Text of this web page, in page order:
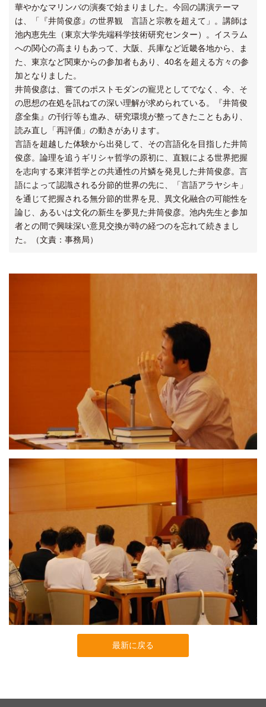
華やかなマリンバの演奏で始まりました。今回の講演テーマ
は、「『井筒俊彦』の世界観 言語と宗教を超えて」。講師は
池内恵先生（東京大学先端科学技術研究センター）。イスラム
への関心の高まりもあって、大阪、兵庫など近畿各地から、ま
た、東京など関東からの参加者もあり、40名を超える方々の参
加となりました。
井筒俊彦は、嘗てのポストモダンの寵児としてでなく、今、そ
の思想の在処を訊ねての深い理解が求められている。『井筒俊
彦全集』の刊行等も進み、研究環境が整ってきたこともあり、
読み直し「再評価」の動きがあります。
言語を超越した体験から出発して、その言語化を目指した井筒
俊彦。論理を追うギリシャ哲学の原初に、直観による世界把握
を志向する東洋哲学との共通性の片鱗を発見した井筒俊彦。言
語によって認識される分節的世界の先に、「言語アラヤシキ」
を通じて把握される無分節的世界を見、異文化融合の可能性を
論じ、あるいは文化の新生を夢見た井筒俊彦。池内先生と参加
者との間で興味深い意見交換が時の経つのを忘れて続きまし
た。（文責：事務局）
最新に戻る